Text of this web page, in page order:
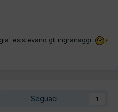
esistevano gli ingranaggi
Seguaci 1